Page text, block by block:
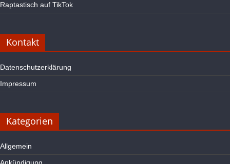
Raptastisch auf TikTok
Kontakt
Datenschutzerklärung
Impressum
Kategorien
Allgemein